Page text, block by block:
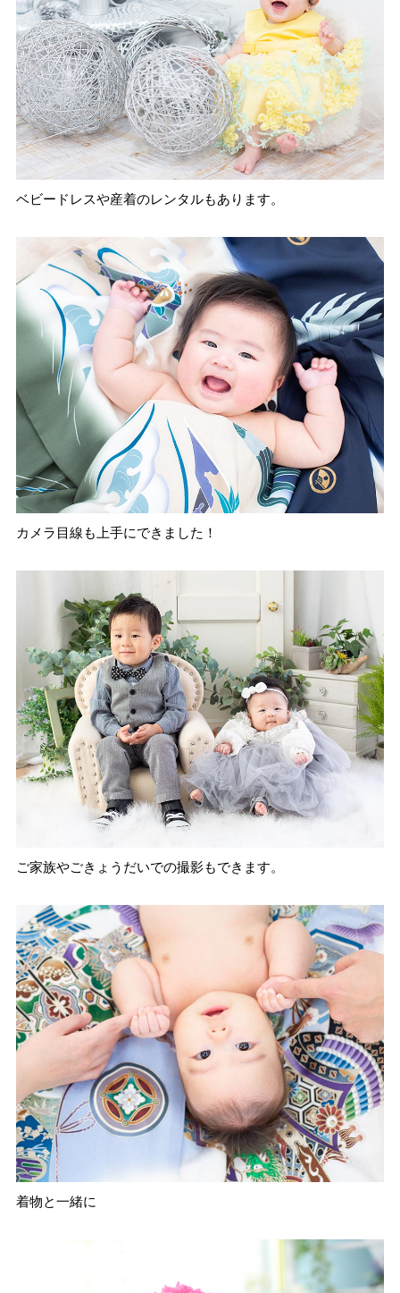
ベビードレスや産着のレンタルもあります。
カメラ目線も上手にできました！
ご家族やごきょうだいでの撮影もできます。
着物と一緒に